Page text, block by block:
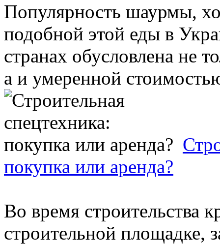
Популярность шаурмы,
подобной этой еды в
странах обусловлена не
а и умеренной
покупка или аренда?
Во время строительства
строительной площадке,